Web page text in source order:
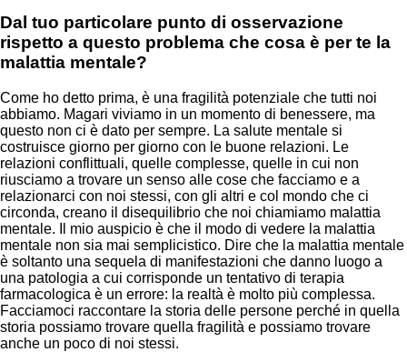
Dal tuo particolare punto di osservazione
rispetto a questo problema che cosa è per te la
malattia mentale?
Come ho detto prima, è una fragilità potenziale che tutti noi
abbiamo. Magari viviamo in un momento di benessere, ma
questo non ci è dato per sempre. La salute mentale si
costruisce giorno per giorno con le buone relazioni. Le
relazioni conflittuali, quelle complesse, quelle in cui non
riusciamo a trovare un senso alle cose che facciamo e a
relazionarci con noi stessi, con gli altri e col mondo che ci
circonda, creano il disequilibrio che noi chiamiamo malattia
mentale. Il mio auspicio è che il modo di vedere la malattia
mentale non sia mai semplicistico. Dire che la malattia mentale
è soltanto una sequela di manifestazioni che danno luogo a
una patologia a cui corrisponde un tentativo di terapia
farmacologica è un errore: la realtà è molto più complessa.
Facciamoci raccontare la storia delle persone perché in quella
storia possiamo trovare quella fragilità e possiamo trovare
anche un poco di noi stessi.